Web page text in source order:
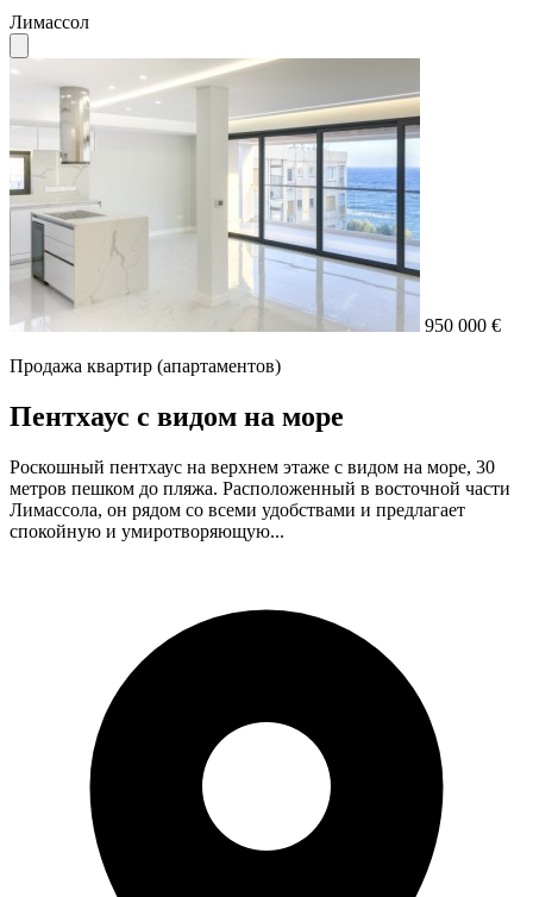
Лимассол
950 000 €
Продажа квартир (апартаментов)
Пентхаус с видом на море
Роскошный пентхаус на верхнем этаже с видом на море, 30
метров пешком до пляжа. Расположенный в восточной части
Лимассола, он рядом со всеми удобствами и предлагает
спокойную и умиротворяющую...